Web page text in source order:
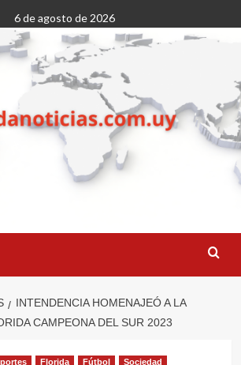
6 de agosto de 2026
INTENDENCIA HOMENAJEÓ A LA
CAMPEONA DEL SUR 2023
Florida Fútbol Sociedad